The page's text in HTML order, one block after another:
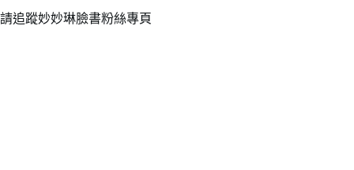
請追蹤妙妙琳臉書粉絲專頁